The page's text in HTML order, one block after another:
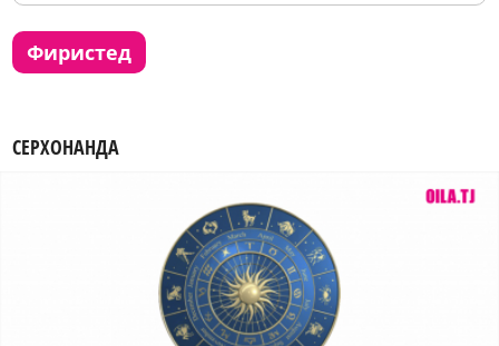
фиристед
СЕРХОНАНДА